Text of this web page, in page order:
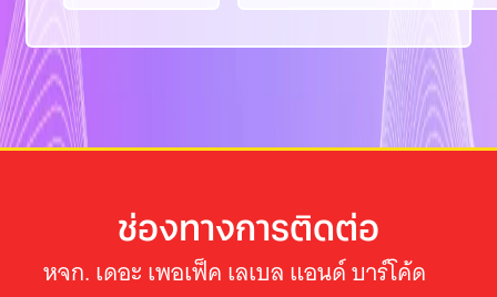
ช่องทางการติดต่อ
หจก. เดอะ เพอเฟ็ค เลเบล แอนด์ บาร์โค้ด